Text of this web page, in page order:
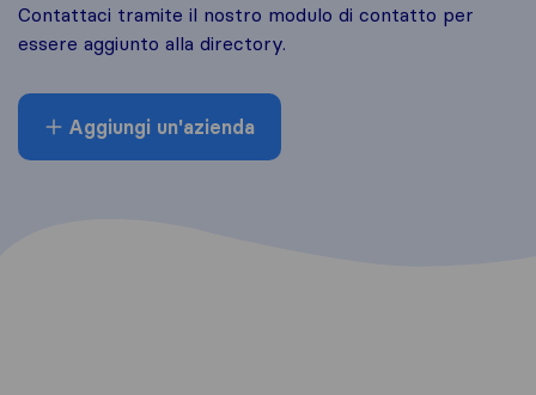
Contattaci tramite il nostro modulo di contatto per
essere aggiunto alla directory.
Aggiungi un'azienda